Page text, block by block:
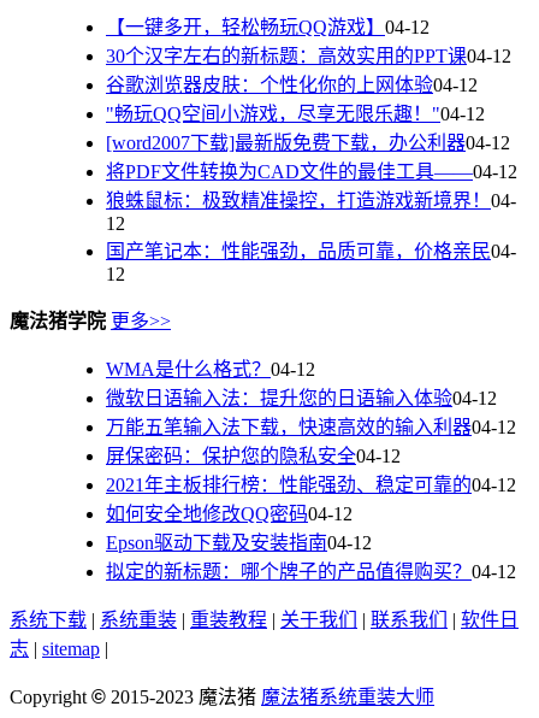
【一键多开，轻松畅玩QQ游戏】 04-12
30个汉字左右的新标题：高效实用的PPT课04-12
谷歌浏览器皮肤：个性化你的上网体验04-12
"畅玩QQ空间小游戏，尽享无限乐趣！"04-12
[word2007下载]最新版免费下载，办公利器04-12
将PDF文件转换为CAD文件的最佳工具——04-12
狼蛛鼠标：极致精准操控，打造游戏新境界！ 04-
12
国产笔记本：性能强劲，品质可靠，价格亲民04-
12
魔法猪学院 更多>>
WMA是什么格式？ 04-12
微软日语输入法：提升您的日语输入体验04-12
万能五笔输入法下载，快速高效的输入利器04-12
屏保密码：保护您的隐私安全04-12
2021年主板排行榜：性能强劲、稳定可靠的04-12
如何安全地修改QQ密码04-12
Epson驱动下载及安装指南04-12
拟定的新标题：哪个牌子的产品值得购买？ 04-12
系统下载 | 系统重装 | 重装教程 | 关于我们 | 联系我们 | 软件日
志 | sitemap |
Copyright © 2015-2023 魔法猪 魔法猪系统重装大师